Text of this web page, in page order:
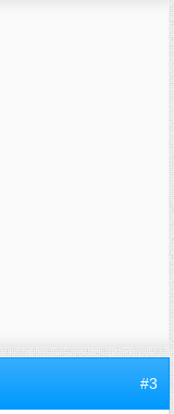
#3